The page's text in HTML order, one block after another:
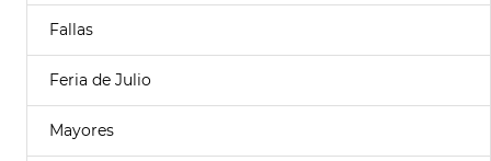
Fallas
Feria de Julio
Mayores